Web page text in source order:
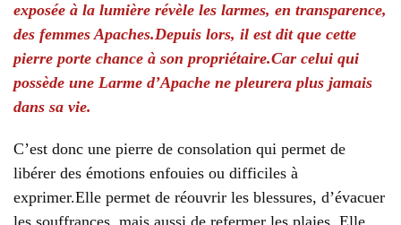
exposée à la lumière révèle les larmes, en transparence,
des femmes Apaches.Depuis lors, il est dit que cette
pierre porte chance à son propriétaire.Car celui qui
possède une Larme d’Apache ne pleurera plus jamais
dans sa vie.
C’est donc une pierre de consolation qui permet de
libérer des émotions enfouies ou difficiles à
exprimer.Elle permet de réouvrir les blessures, d’évacuer
les souffrances, mais aussi de refermer les plaies. Elle